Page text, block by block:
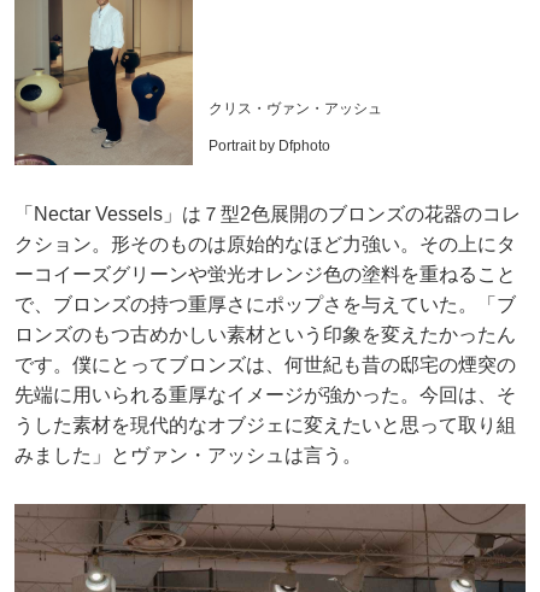
クリス・ヴァン・アッシュ
Portrait by Dfphoto
「Nectar Vessels」は７型2色展開のブロンズの花器のコレ
クション。形そのものは原始的なほど力強い。その上にタ
ーコイーズグリーンや蛍光オレンジ色の塗料を重ねること
で、ブロンズの持つ重厚さにポップさを与えていた。「ブ
ロンズのもつ古めかしい素材という印象を変えたかったん
です。僕にとってブロンズは、何世紀も昔の邸宅の煙突の
先端に用いられる重厚なイメージが強かった。今回は、そ
うした素材を現代的なオブジェに変えたいと思って取り組
みました」とヴァン・アッシュは言う。